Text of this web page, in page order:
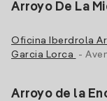
Arroyo De La
Oficina Iberdrola
Garcia Lorca
-
Arroyo de la